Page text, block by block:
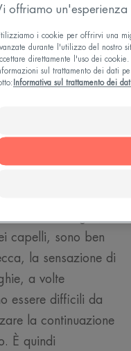
questo
AVÈNE
dei
oncologici,
capelli, sono ben
la sensazione di
a volte
essere difficili da
la continuazione
È quindi
offriamo
i cookie per offrirvi una
durante l'utilizzo del nostro
direttamente l'uso dei
sul trattamento dei dati
Informativa sul trattamento dei